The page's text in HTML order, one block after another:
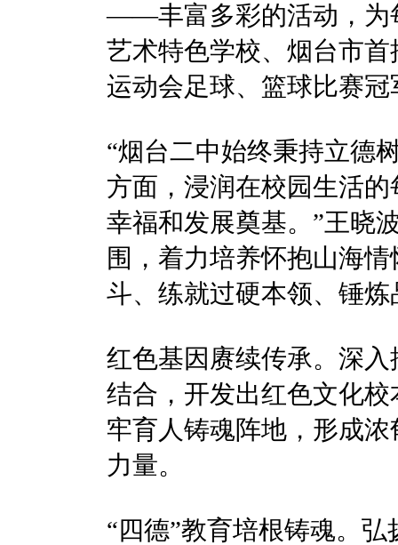
——丰富多彩的活动，为
艺术特色学校、烟台市
运动会足球、篮球比赛冠
“烟台二中始终秉持立德
方面，浸润在校园生活
幸福和发展奠基。”王晓
围，着力培养怀抱山海
斗、练就过硬本领、锤
红色基因赓续传承。深
结合，开发出红色文化
牢育人铸魂阵地，形成
力量。
“四德”教育培根铸魂。